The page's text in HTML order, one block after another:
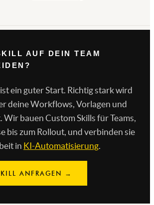
AUF DEIN TEAM
ein guter Start. Richtig stark wird
deine Workflows, Vorlagen und
Wir bauen Custom Skills für Teams,
bis zum Rollout, und verbinden sie
in KI-Automatisierung.
ANFRAGEN →